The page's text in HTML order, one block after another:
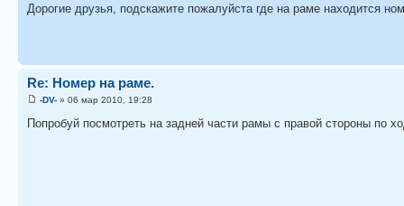
Дорогие друзья, подскажите пожалуйста где на раме находится
Re: Номер на раме.
-DV- » 06 мар 2010, 19:28
Попробуй посмотреть на задней части рамы с правой стороны по